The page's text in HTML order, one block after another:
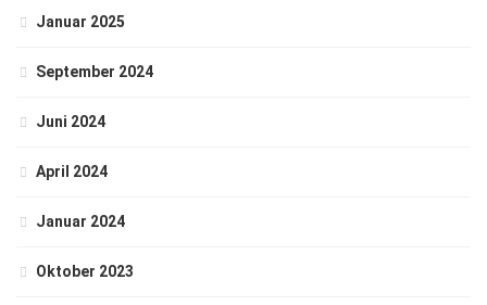
Januar 2025
September 2024
Juni 2024
April 2024
Januar 2024
Oktober 2023